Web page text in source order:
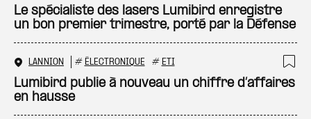
Le spécialiste des lasers Lumibird enregistre
un bon premier trimestre, porté par la Défense
LANNION # ÉLECTRONIQUE # ETI
Lumibird publie à nouveau un chiffre d’affaires
en hausse